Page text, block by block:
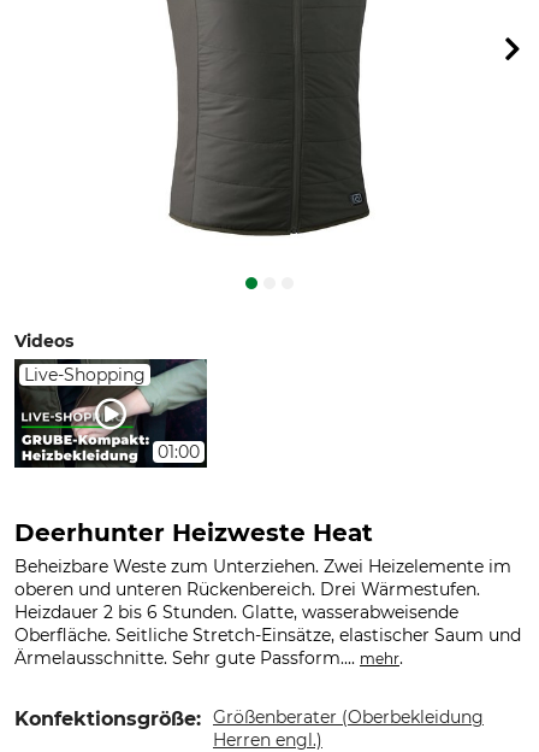
Videos
Live-Shopping
01:00
Deerhunter Heizweste Heat
Beheizbare Weste zum Unterziehen. Zwei Heizelemente im
oberen und unteren Rückenbereich. Drei Wärmestufen.
Heizdauer 2 bis 6 Stunden. Glatte, wasserabweisende
Oberfläche. Seitliche Stretch-Einsätze, elastischer Saum und
Ärmelausschnitte. Sehr gute Passform.... mehr.
Konfektionsgröße: Größenberater (Oberbekleidung
Herren engl.)